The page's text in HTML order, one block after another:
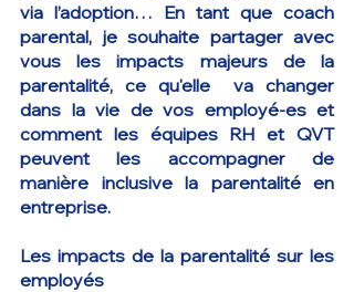
via l’adoption… En tant que coach
parental, je souhaite partager avec
vous les impacts majeurs de la
parentalité, ce qu'elle  va changer
dans la vie de vos employé-es et
comment les équipes RH et QVT
peuvent les accompagner de
manière inclusive la parentalité en
entreprise.
Les impacts de la parentalité sur les
employés